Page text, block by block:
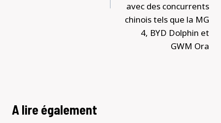
avec des concurrents
chinois tels que la MG
4, BYD Dolphin et
GWM Ora
A lire également